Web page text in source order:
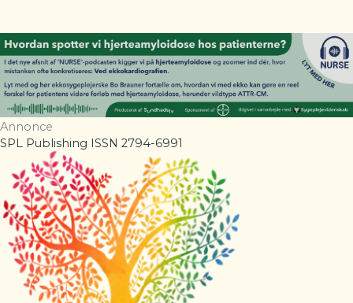
Annonce
SPL Publishing ISSN 2794-6991